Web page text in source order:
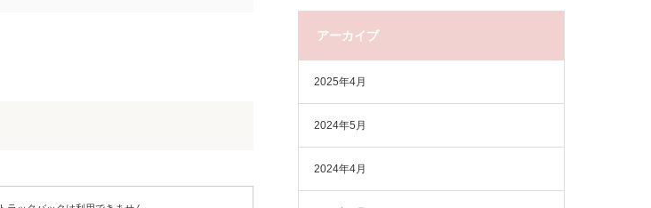
アーカイブ
2025年4月
2024年5月
2024年4月